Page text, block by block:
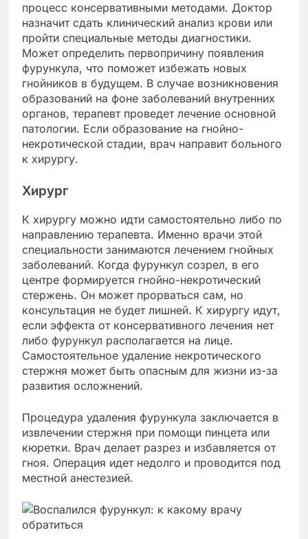
процесс консервативными методами. Доктор
назначит сдать клинический анализ крови или
пройти специальные методы диагностики.
Может определить первопричину появления
фурункула, что поможет избежать новых
гнойников в будущем. В случае возникновения
образований на фоне заболеваний внутренних
органов, терапевт проведет лечение основной
патологии. Если образование на гнойно-
некротической стадии, врач направит больного
к хирургу.
Хирург
К хирургу можно идти самостоятельно либо по
направлению терапевта. Именно врачи этой
специальности занимаются лечением гнойных
заболеваний. Когда фурункул созрел, в его
центре формируется гнойно-некротический
стержень. Он может прорваться сам, но
консультация не будет лишней. К хирургу идут,
если эффекта от консервативного лечения нет
либо фурункул располагается на лице.
Самостоятельное удаление некротического
стержня может быть опасным для жизни из-за
развития осложнений.
Процедура удаления фурункула заключается в
извлечении стержня при помощи пинцета или
кюретки. Врач делает разрез и избавляется от
гноя. Операция идет недолго и проводится под
местной анестезией.